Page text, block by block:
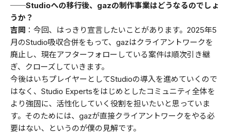
──Studioへの移行後、gazの制作事業はどうなるのでしょ
うか？
吉岡 ：今回、はっきり宣言したいことがあります。2025年5
月のStudio吸収合併をもって、gazはクライアントワークを
廃止し、現在アフターフォローしている案件は順次引き継
ぎ、クローズしていきます。
今後はいちプレイヤーとしてStudioの導入を進めていくので
はなく、Studio Expertsをはじめとしたコミュニティ全体を
より強固に、活性化していく役割を担いたいと思っていま
す。そのためには、gazが直接クライアントワークをやる必
要はない、というのが僕の見解です。